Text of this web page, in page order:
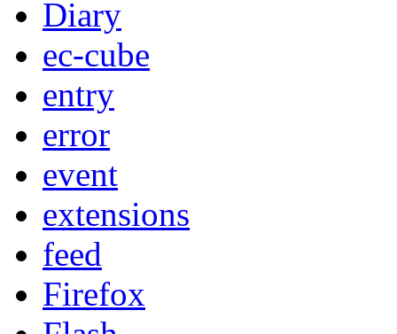
Diary
ec-cube
entry
error
event
extensions
feed
Firefox